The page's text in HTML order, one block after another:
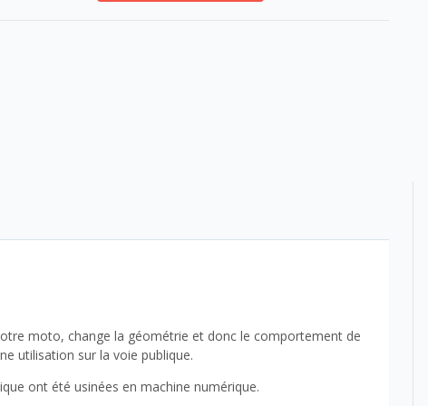
moto, change la géométrie et donc le comportement de
utilisation sur la voie publique.
ont été usinées en machine numérique.